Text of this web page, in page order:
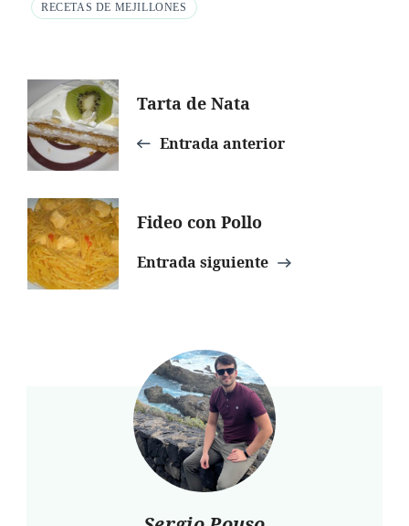
RECETAS DE MEJILLONES
Navegación
de
entradas
Tarta de Nata
Entrada anterior
Fideo con Pollo
Entrada siguiente